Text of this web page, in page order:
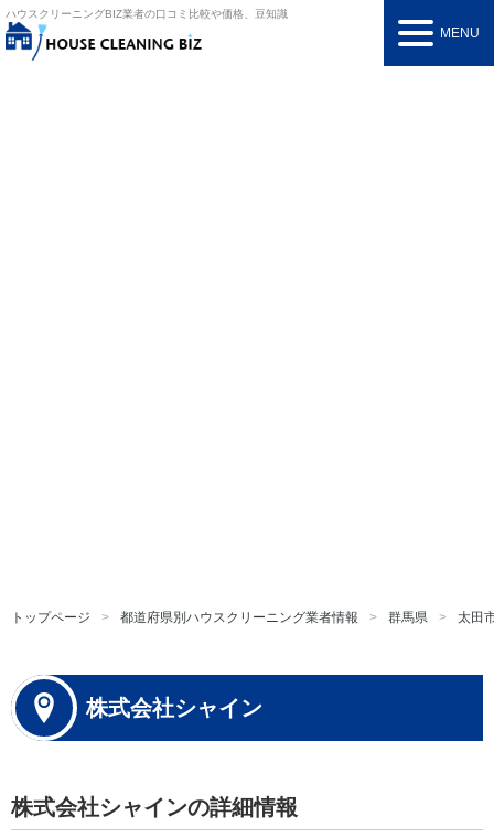
ハウスクリーニングBIZ業者の口コミ比較や価格、豆知識
MENU
トップページ 都道府県別ハウスクリーニング業者情報 群馬県 太田
株式会社シャイン
株式会社シャインの詳細情報